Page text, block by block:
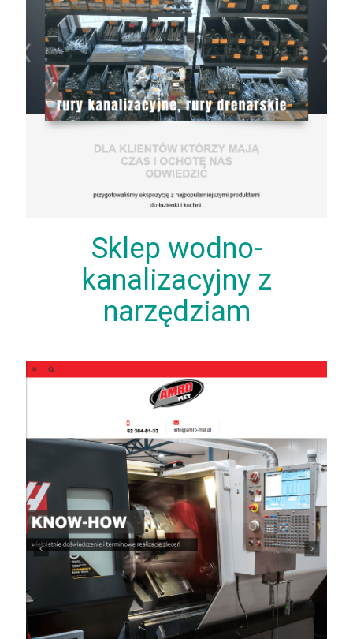
Sklep wodno-
kanalizacyjny z
narzędziam